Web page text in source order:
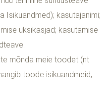
Isikuandmed); kasutajanimi;
üksikasjad; kasutamise
mõnda meie toodet (nt
toode isikuandmeid,